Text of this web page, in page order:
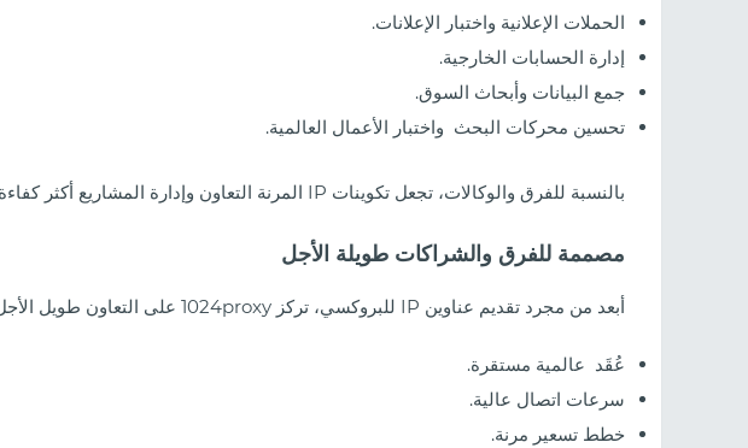
الحملات الإعلانية واختبار الإعلانات.
إدارة الحسابات الخارجية.
جمع البيانات وأبحاث السوق.
تحسين محركات البحث واختبار الأعمال العالمية.
بالنسبة للفرق والوكالات، تجعل تكوينات IP المرنة التعاون وإدارة المشاريع أكثر كفاءة.
مصممة للفرق والشراكات طويلة الأجل
أبعد من مجرد تقديم عناوين IP للبروكسي، تركز 1024proxy على التعاون طويل الأجل وجودة الخدمة من خلال:
عُقَد عالمية مستقرة.
سرعات اتصال عالية.
خطط تسعير مرنة.